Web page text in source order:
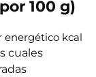
100 g)
energético kcal
cuales